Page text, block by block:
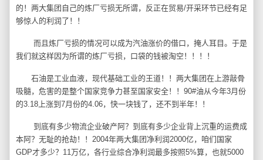
的！两大集团自己的炼厂亏损无所谓，反正在贸易/开采环节已经有足
够惊人的利润了！！
而且炼厂亏损的情况可以成为汽油涨价的借口，掩人耳目。于是
我们就这样因为所谓的炼厂亏损，口袋的钱被淘空！！！！
石油是工业血液，现代基础工业的王道！！两大集团在上游敲骨
吸髓，危害的是整个国家竞争力甚至国家安全！！90#油从今年3月份
的3.18上涨到7月份的4.06，快一块钱了，还不到半年！！
到底有多少物流企业破产阿？到底有多少企业背上沉重的运费成
本阿？无耻的抢劫！！2004年两大集团净利润2000亿，咱们国家
GDP才多少？11万亿，各行业综合净利润最多按照5%算，也就5000